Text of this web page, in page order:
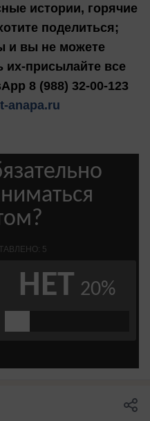
истории, горячие
поделиться;
и вы не можете
их-присылайте все
8 (988) 32-00-123
anapa.ru